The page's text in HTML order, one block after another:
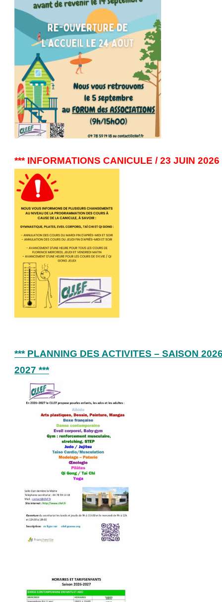
*** INFORMATIONS CANICULE / 23 JUIN 2026
*** PLANNING DES ACTIVITES – SAISON
2027 ***